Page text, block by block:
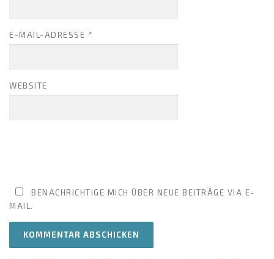
E-MAIL-ADRESSE *
WEBSITE
BENACHRICHTIGE MICH ÜBER NEUE BEITRÄGE VIA E-
MAIL.